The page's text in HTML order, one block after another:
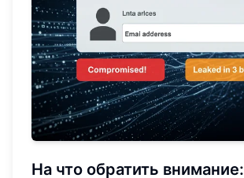
На что обратить внимание: